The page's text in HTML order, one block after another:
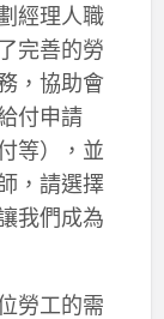
經理人職
完善的勞
，協助會
付申請
等），並
，請選擇
我們成為
勞工的需